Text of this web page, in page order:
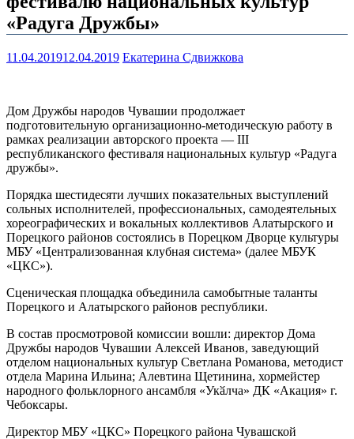
«Радуга Дружбы»
11.04.201912.04.2019 Екатерина Сдвижкова
Дом Дружбы народов Чувашии продолжает
подготовительную организационно-методическую работу в
рамках реализации авторского проекта — III
республиканского фестиваля национальных культур «Радуга
дружбы».
Порядка шестидесяти лучших показательных выступлений
сольных исполнителей, профессиональных, самодеятельных
хореографических и вокальных коллективов Алатырского и
Порецкого районов состоялись в Порецком Дворце культуры
МБУ «Централизованная клубная система» (далее МБУК
«ЦКС»).
Сценическая площадка объединила самобытные таланты
Порецкого и Алатырского районов республики.
В состав просмотровой комиссии вошли: директор Дома
Дружбы народов Чувашии Алексей Иванов, заведующий
отделом национальных культур Светлана Романова, методист
отдела Марина Ильина; Алевтина Щетинина, хормейстер
народного фольклорного ансамбля «Укӑлча» ДК «Акация» г.
Чебоксары.
Директор МБУ «ЦКС» Порецкого района Чувашской